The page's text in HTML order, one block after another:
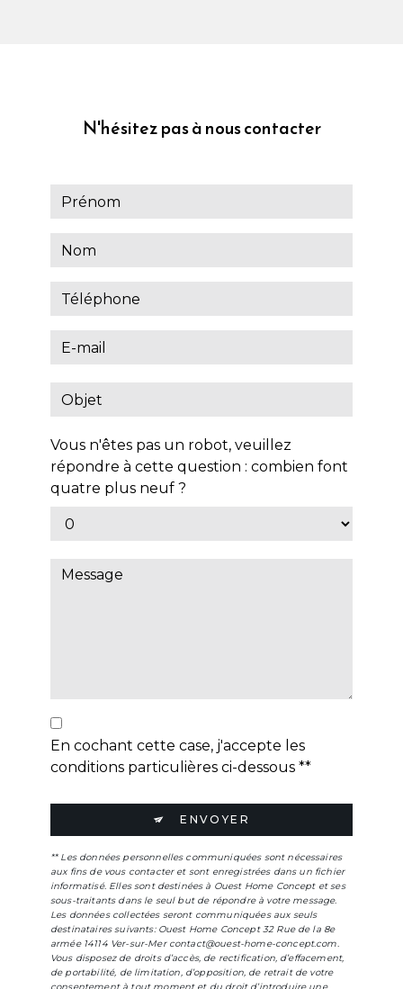
N'hésitez pas à nous contacter
Vous n'êtes pas un robot, veuillez
répondre à cette question : combien font
quatre plus neuf ?
En cochant cette case, j'accepte les
conditions particulières ci-dessous **
ENVOYER
** Les données personnelles communiquées sont nécessaires
aux fins de vous contacter et sont enregistrées dans un fichier
informatisé. Elles sont destinées à Ouest Home Concept et ses
sous-traitants dans le seul but de répondre à votre message.
Les données collectées seront communiquées aux seuls
destinataires suivants: Ouest Home Concept 32 Rue de la 8e
armée 14114 Ver-sur-Mer contact@ouest-home-concept.com.
Vous disposez de droits d’accès, de rectification, d’effacement,
de portabilité, de limitation, d’opposition, de retrait de votre